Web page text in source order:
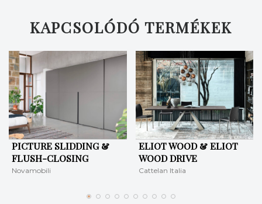
KAPCSOLÓDÓ TERMÉKEK
PICTURE SLIDDING &
FLUSH-CLOSING
Novamobili
ELIOT WOOD & ELIOT
WOOD DRIVE
Cattelan Italia